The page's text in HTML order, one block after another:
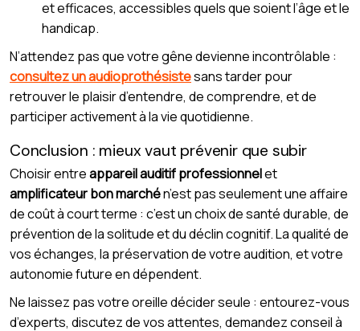
et efficaces, accessibles quels que soient l’âge et le
handicap.
N’attendez pas que votre gêne devienne incontrôlable :
consultez un audioprothésistesans tarder pour
retrouver le plaisir d’entendre, de comprendre, et de
participer activement à la vie quotidienne.
Conclusion : mieux vaut prévenir que subir
Choisir entreappareil auditif professionnelet
amplificateur bon marchén’est pas seulement une affaire
de coût à court terme : c’est un choix de santé durable, de
prévention de la solitude et du déclin cognitif. La qualité de
vos échanges, la préservation de votre audition, et votre
autonomie future en dépendent.
Ne laissez pas votre oreille décider seule : entourez-vous
d’experts, discutez de vos attentes, demandez conseil à